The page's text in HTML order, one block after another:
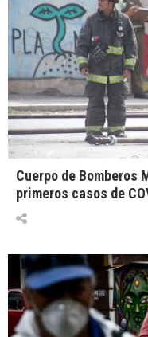
Cuerpo de Bomberos
primeros casos de